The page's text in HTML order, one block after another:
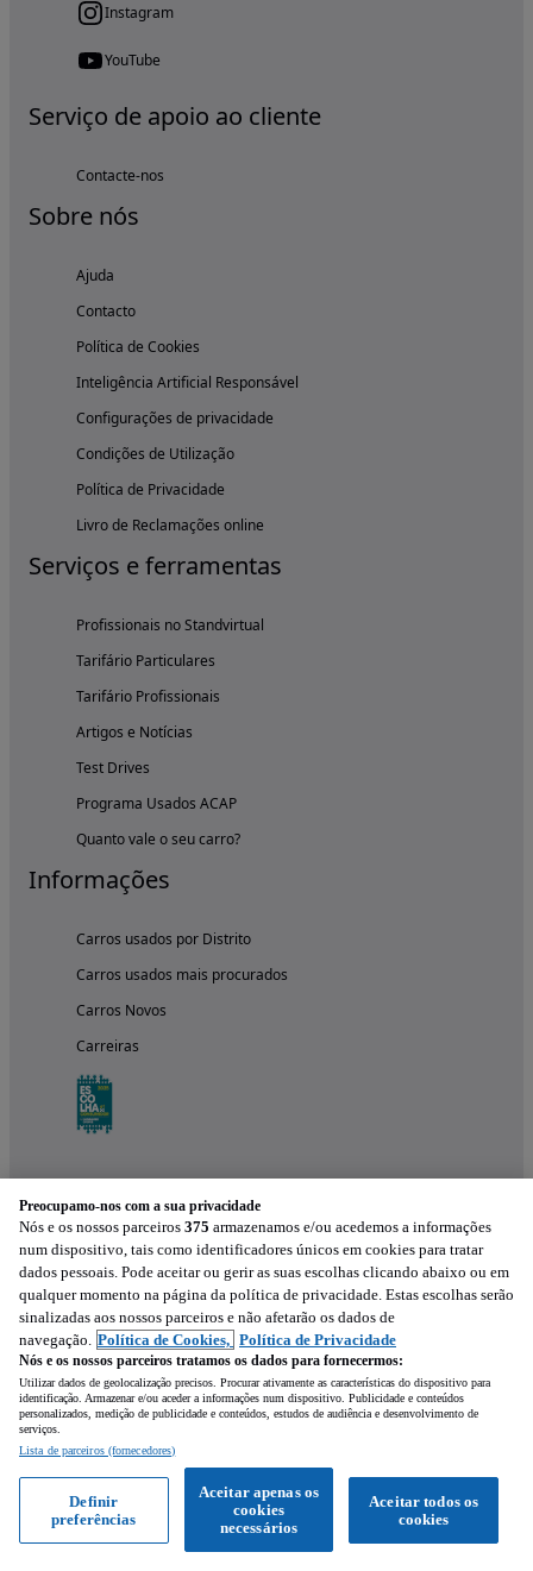
Ligar WhatsApp
Instagram
YouTube
Serviço de apoio ao cliente
Contacte-nos
Sobre nós
Ajuda
Contacto
Política de Cookies
Inteligência Artificial Responsável
Configurações de privacidade
Condições de Utilização
Política de Privacidade
Livro de Reclamações online
Serviços e ferramentas
Profissionais no Standvirtual
Tarifário Particulares
Tarifário Profissionais
Artigos e Notícias
Test Drives
Programa Usados ACAP
Quanto vale o seu carro?
Informações
Carros usados por Distrito
Carros usados mais procurados
Carros Novos
Carreiras
Experimenta a aplicação
Preocupamo-nos com a sua privacidade
Nós e os nossos parceiros 375 armazenamos e/ou acedemos a informações
num dispositivo, tais como identificadores únicos em cookies para tratar
dados pessoais. Pode aceitar ou gerir as suas escolhas clicando abaixo ou em
qualquer momento na página da política de privacidade. Estas escolhas serão
sinalizadas aos nossos parceiros e não afetarão os dados de
navegação. Política de Cookies, Política de Privacidade
Nós e os nossos parceiros tratamos os dados para fornecermos:
Utilizar dados de geolocalização precisos. Procurar ativamente as características do dispositivo para
identificação. Armazenar e/ou aceder a informações num dispositivo. Publicidade e conteúdos
personalizados, medição de publicidade e conteúdos, estudos de audiência e desenvolvimento de
serviços.
Lista de parceiros (fornecedores)
Aceitar todos os
cookies
Aceitar apenas os
cookies
necessários
Definir
preferências